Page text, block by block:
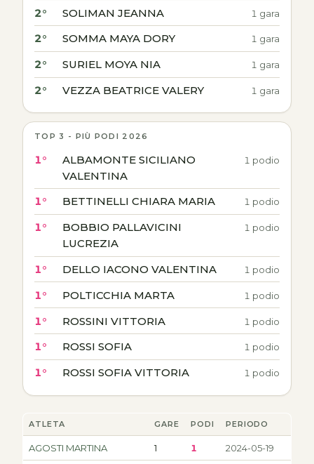
2° SOLIMAN JEANNA 1 gara
2° SOMMA MAYA DORY 1 gara
2° SURIEL MOYA NIA 1 gara
2° VEZZA BEATRICE VALERY 1 gara
TOP 3 - PIÙ PODI 2026
1°
ALBAMONTE SICILIANO
VALENTINA
1 podio
1° BETTINELLI CHIARA MARIA 1 podio
1°
BOBBIO PALLAVICINI
LUCREZIA
1 podio
1° DELLO IACONO VALENTINA 1 podio
1° POLTICCHIA MARTA 1 podio
1° ROSSINI VITTORIA 1 podio
1° ROSSI SOFIA 1 podio
1° ROSSI SOFIA VITTORIA 1 podio
ATLETA GARE PODI PERIODO
AGOSTI MARTINA 1 1 2024-05-19